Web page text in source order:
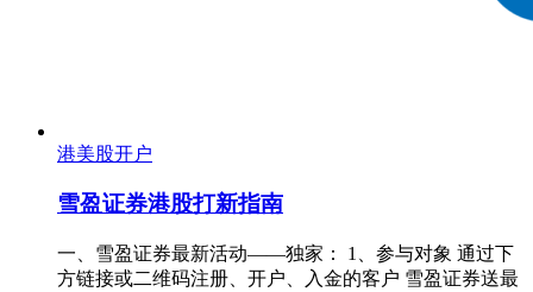
港美股开户
雪盈证券港股打新指南
一、雪盈证券最新活动——独家： 1、参与对象 通过下
方链接或二维码注册、开户、入金的客户 雪盈证券送最